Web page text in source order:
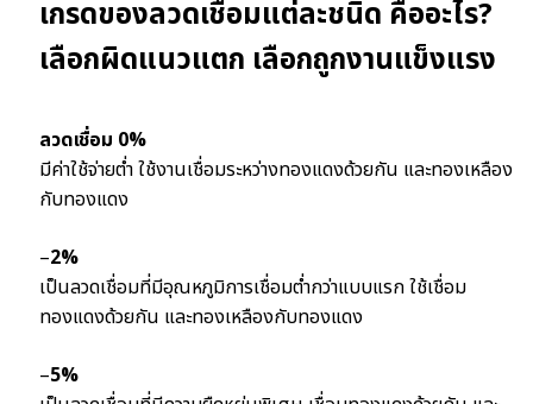
เกรดของลวดเชื่อมแต่ละชนิด คืออะไร?
เลือกผิดแนวแตก เลือกถูกงานแข็งแรง
ลวดเชื่อม 0%
มีค่าใช้จ่ายต่ำ ใช้งานเชื่อมระหว่างทองแดงด้วยกัน และทองเหลือง
กับทองแดง
–2%
เป็นลวดเชื่อมที่มีอุณหภูมิการเชื่อมต่ำกว่าแบบแรก ใช้เชื่อม
ทองแดงด้วยกัน และทองเหลืองกับทองแดง
–5%